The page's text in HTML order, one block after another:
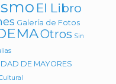
El Libro
Galería de Fotos
Otros Sin
DE MAYORES